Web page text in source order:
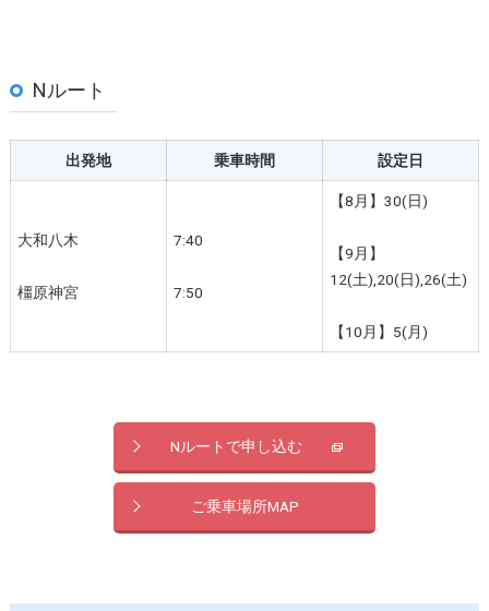
Nルート
出発地 乗車時間 設定日
大和八木
橿原神宮
7:40
7:50
【8月】30(日)
【9月】
12(土),20(日),26(土)
【10月】5(月)
Nルートで申し込む
ご乗車場所MAP